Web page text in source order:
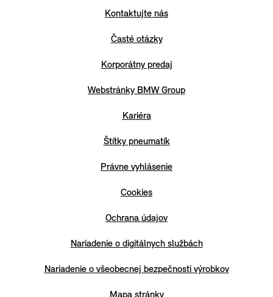
Kontaktujte nás
Časté otázky
Korporátny predaj
Webstránky BMW Group
Kariéra
Štítky pneumatík
Právne vyhlásenie
Cookies
Ochrana údajov
Nariadenie o digitálnych službách
Nariadenie o všeobecnej bezpečnosti výrobkov
Mapa stránky